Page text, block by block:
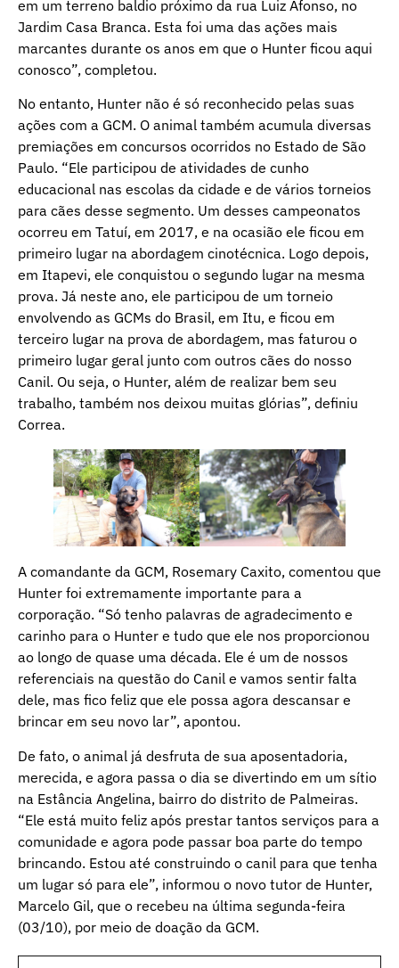
em um terreno baldio próximo da rua Luiz Afonso, no
Jardim Casa Branca. Esta foi uma das ações mais
marcantes durante os anos em que o Hunter ficou aqui
conosco”, completou.
No entanto, Hunter não é só reconhecido pelas suas
ações com a GCM. O animal também acumula diversas
premiações em concursos ocorridos no Estado de São
Paulo. “Ele participou de atividades de cunho
educacional nas escolas da cidade e de vários torneios
para cães desse segmento. Um desses campeonatos
ocorreu em Tatuí, em 2017, e na ocasião ele ficou em
primeiro lugar na abordagem cinotécnica. Logo depois,
em Itapevi, ele conquistou o segundo lugar na mesma
prova. Já neste ano, ele participou de um torneio
envolvendo as GCMs do Brasil, em Itu, e ficou em
terceiro lugar na prova de abordagem, mas faturou o
primeiro lugar geral junto com outros cães do nosso
Canil. Ou seja, o Hunter, além de realizar bem seu
trabalho, também nos deixou muitas glórias”, definiu
Correa.
A comandante da GCM, Rosemary Caxito, comentou que
Hunter foi extremamente importante para a
corporação. “Só tenho palavras de agradecimento e
carinho para o Hunter e tudo que ele nos proporcionou
ao longo de quase uma década. Ele é um de nossos
referenciais na questão do Canil e vamos sentir falta
dele, mas fico feliz que ele possa agora descansar e
brincar em seu novo lar”, apontou.
De fato, o animal já desfruta de sua aposentadoria,
merecida, e agora passa o dia se divertindo em um sítio
na Estância Angelina, bairro do distrito de Palmeiras.
“Ele está muito feliz após prestar tantos serviços para a
comunidade e agora pode passar boa parte do tempo
brincando. Estou até construindo o canil para que tenha
um lugar só para ele”, informou o novo tutor de Hunter,
Marcelo Gil, que o recebeu na última segunda-feira
(03/10), por meio de doação da GCM.